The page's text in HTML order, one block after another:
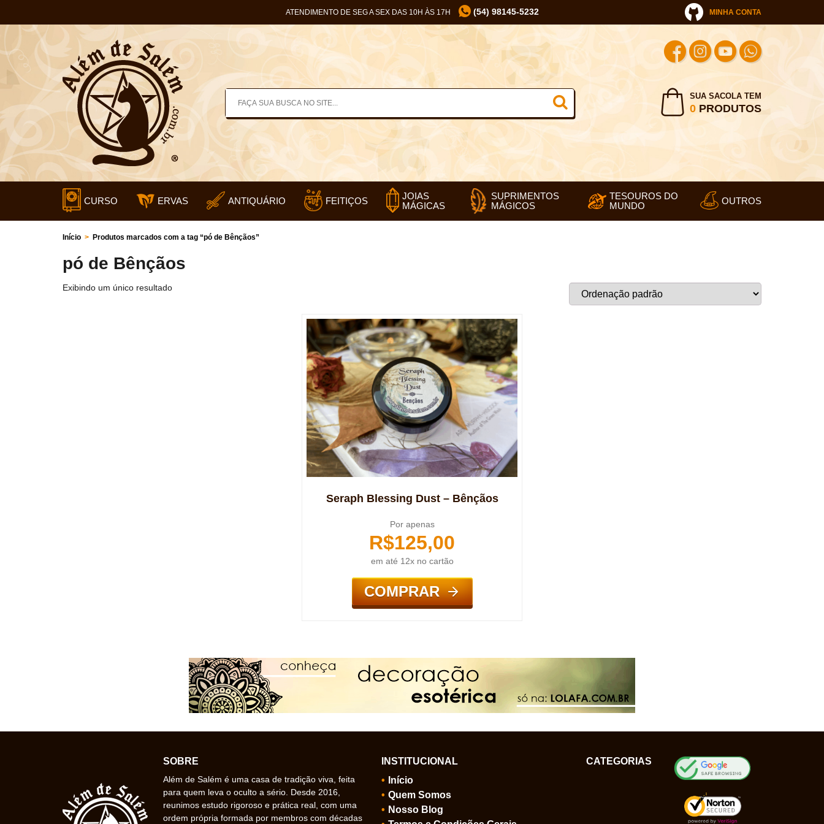
ATENDIMENTO DE SEG A SEX DAS 10H ÀS 17H (54) 98145-5232 MINHA CONTA
SUA SACOLA TEM
0PRODUTOS
CURSO ERVAS ANTIQUÁRIO FEITIÇOS
JOIAS
MÁGICAS
SUPRIMENTOS
MÁGICOS
TESOUROS DO
MUNDO
OUTROS
Início > Produtos marcados com a tag “pó de Bênçãos”
pó de Bênçãos
Exibindo um único resultado
Seraph Blessing Dust – Bênçãos
Por apenas
R$125,00
em até 12x no cartão
COMPRAR
SOBRE
Além de Salém é uma casa de tradição viva, feita
para quem leva o oculto a sério. Desde 2016,
reunimos estudo rigoroso e prática real, com uma
ordem própria formada por membros com décadas
INSTITUCIONAL
Início
Quem Somos
Nosso Blog
CATEGORIAS